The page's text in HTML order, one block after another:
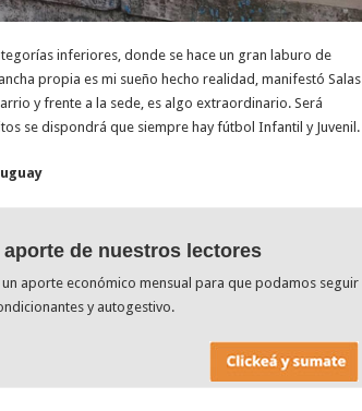
inferiores, donde se hace un gran laburo de
propia es mi sueño hecho realidad, manifestó Salas
y frente a la sede, es algo extraordinario. Será
se dispondrá que siempre hay fútbol Infantil y Juvenil.
de nuestros lectores
aporte económico mensual para que podamos seguir
y autogestivo.